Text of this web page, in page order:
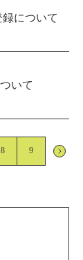
について
いて
8 9